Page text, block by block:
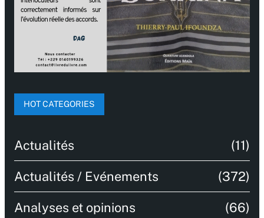
HOT CATEGORIES
Actualités (11)
Actualités / Evénements (372)
Analyses et opinions (66)